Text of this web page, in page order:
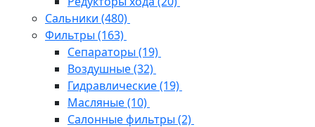
Сальники (480)
Фильтры (163)
Cепараторы (19)
Воздушные(32)
Гидравлические(19)
Масляные(10)
Салонные фильтры (2)